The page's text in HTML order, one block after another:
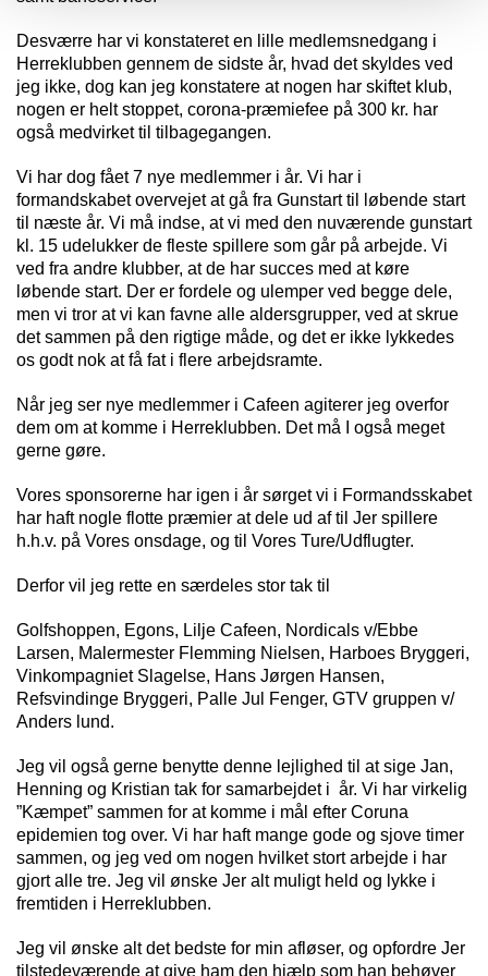
Desværre har vi konstateret en lille medlemsnedgang i
Herreklubben gennem de sidste år, hvad det skyldes ved
jeg ikke, dog kan jeg konstatere at nogen har skiftet klub,
nogen er helt stoppet, corona-præmiefee på 300 kr. har
også medvirket til tilbagegangen.
Vi har dog fået 7 nye medlemmer i år. Vi har i
formandskabet overvejet at gå fra Gunstart til løbende start
til næste år. Vi må indse, at vi med den nuværende gunstart
kl. 15 udelukker de fleste spillere som går på arbejde. Vi
ved fra andre klubber, at de har succes med at køre
løbende start. Der er fordele og ulemper ved begge dele,
men vi tror at vi kan favne alle aldersgrupper, ved at skrue
det sammen på den rigtige måde, og det er ikke lykkedes
os godt nok at få fat i flere arbejdsramte.
Når jeg ser nye medlemmer i Cafeen agiterer jeg overfor
dem om at komme i Herreklubben. Det må I også meget
gerne gøre.
Vores sponsorerne har igen i år sørget vi i Formandsskabet
har haft nogle flotte præmier at dele ud af til Jer spillere
h.h.v. på Vores onsdage, og til Vores Ture/Udflugter.
Derfor vil jeg rette en særdeles stor tak til
Golfshoppen, Egons, Lilje Cafeen, Nordicals v/Ebbe
Larsen, Malermester Flemming Nielsen, Harboes Bryggeri,
Vinkompagniet Slagelse, Hans Jørgen Hansen,
Refsvindinge Bryggeri, Palle Jul Fenger, GTV gruppen v/
Anders lund.
Jeg vil også gerne benytte denne lejlighed til at sige Jan,
Henning og Kristian tak for samarbejdet i år. Vi har virkelig
”Kæmpet” sammen for at komme i mål efter Coruna
epidemien tog over. Vi har haft mange gode og sjove timer
sammen, og jeg ved om nogen hvilket stort arbejde i har
gjort alle tre. Jeg vil ønske Jer alt muligt held og lykke i
fremtiden i Herreklubben.
Jeg vil ønske alt det bedste for min afløser, og opfordre Jer
tilstedeværende at give ham den hjælp som han behøver